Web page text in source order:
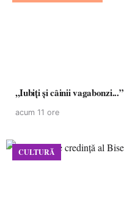
,,Iubiți și câinii vagabonzi...”
acum 11 ore
CULTURĂ